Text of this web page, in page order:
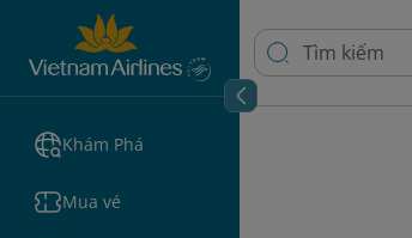
Khám Phá
Mua vé